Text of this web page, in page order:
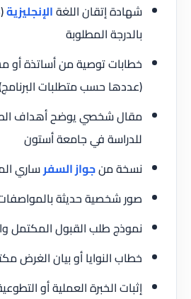
شهادة إتقان اللغةالإنجليزية
بالدرجة المطلوبة
خطابات توصية من أساتذة أو
(عددها حسب متطلبات
مقال شخصي يوضح أهداف
للدراسة في جامعة أستون
نسخة منجواز السفرساري
صور شخصية حديثة
نموذج طلب القبول المكتمل
خطاب النوايا أو بيان الغرض
إثبات الخبرة العملية أو